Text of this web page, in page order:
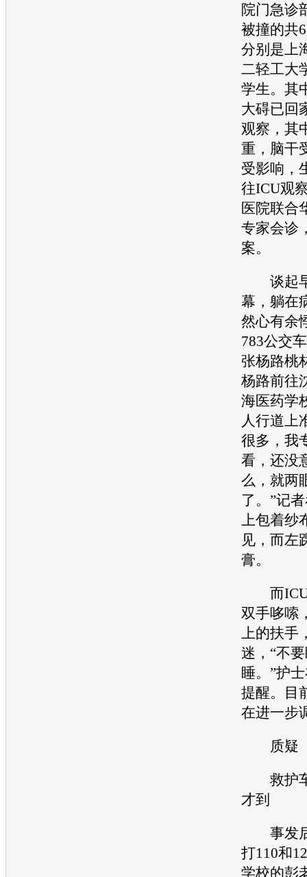
院门急诊
被撞的共
分别是上
二轻工大
学生。其
大碍已回
观察，其
重，脑干
受影响，
往ICU观
医院联合
专家会诊
案。
谈起早
幕，躺在
然心有余
783公交
张杨路桃
杨路前往
海医药学
人行道上
很多，我
看，还没
么，就两
了。”记
上包着纱
见，而左
膏。
而ICU
双手哆嗦
上的扶手
迷，“不
睡。”护
提醒。目
在进一步
质疑
救护车
才到
事发后
打110和
学校的彭